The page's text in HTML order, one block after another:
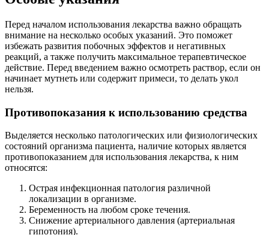
Перед началом использования лекарства важно обращать
внимание на несколько особых указаний. Это поможет
избежать развития побочных эффектов и негативных
реакций, а также получить максимальное терапевтическое
действие. Перед введением важно осмотреть раствор, если он
начинает мутнеть или содержит примеси, то делать укол
нельзя.
Противопоказания к использованию средства
Выделяется несколько патологических или физиологических
состояний организма пациента, наличие которых является
противопоказанием для использования лекарства, к ним
относятся:
Острая инфекционная патология различной
локализации в организме.
Беременность на любом сроке течения.
Снижение артериального давления (артериальная
гипотония).